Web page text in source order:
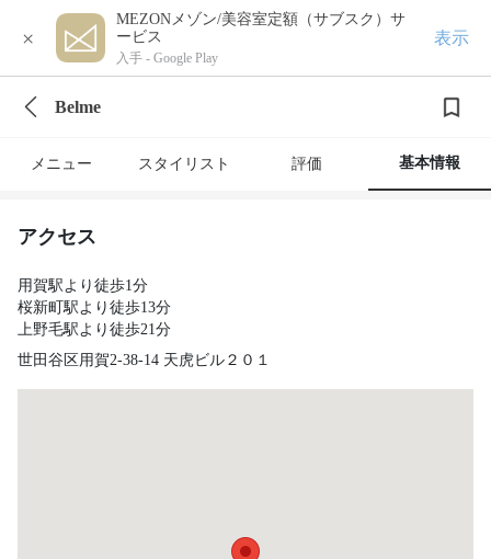
×
MEZONメゾン/美容室定額（サブスク）サ
ービス
入手 - Google Play
表示
Belme
メニュー スタイリスト 評価 基本情報
アクセス
用賀駅より徒歩1分
桜新町駅より徒歩13分
上野毛駅より徒歩21分
世田谷区用賀2-38-14 天虎ビル２０１